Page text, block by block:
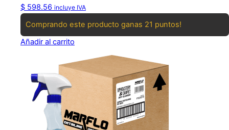
$ 598.56 incluye IVA
Comprando este producto ganas 21 puntos!
Añadir al carrito